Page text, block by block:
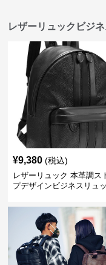
レザーリュックビジ
¥9,380 (税込)
レザーリュック 本革調ス
プデザインビジネスリュ